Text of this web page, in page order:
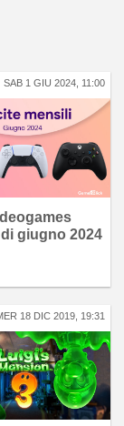
SAB 1 GIU 2024, 11:00
giugno 2024
18 DIC 2019, 19:31